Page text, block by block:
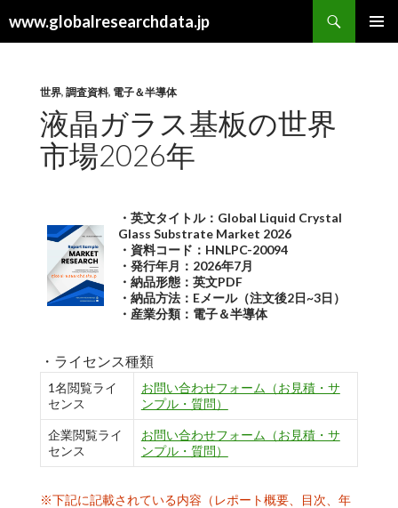
www.globalresearchdata.jp
索
世界, 調査資料, 電子＆半導体
液晶ガラス基板の世界
市場2026年
・英文タイトル：Global Liquid Crystal
Glass Substrate Market 2026
・資料コード：HNLPC-20094
・発行年月：2026年7月
・納品形態：英文PDF
・納品方法：Eメール（注文後2日~3日）
・産業分類：電子＆半導体
・ライセンス種類
1名閲覧ライ
センス
お問い合わせフォーム（お見積・サ
ンプル・質問）
企業閲覧ライ
センス
お問い合わせフォーム（お見積・サ
ンプル・質問）
※下記に記載されている内容（レポート概要、目次、年